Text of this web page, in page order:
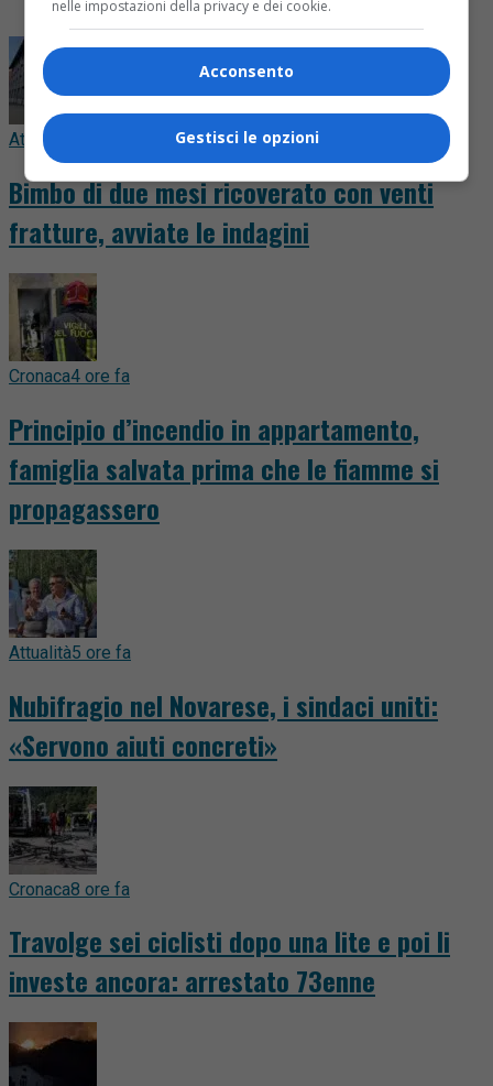
I più letti
Attualità
Bimbo di due mesi ricoverato con venti
fratture, avviate le indagini
Cronaca4 ore fa
Principio d’incendio in appartamento,
famiglia salvata prima che le fiamme si
propagassero
Attualità5 ore fa
Nubifragio nel Novarese, i sindaci uniti:
«Servono aiuti concreti»
Cronaca8 ore fa
Travolge sei ciclisti dopo una lite e poi li
investe ancora: arrestato 73enne
nelle impostazioni della privacy e dei cookie.
Acconsento
Gestisci le opzioni